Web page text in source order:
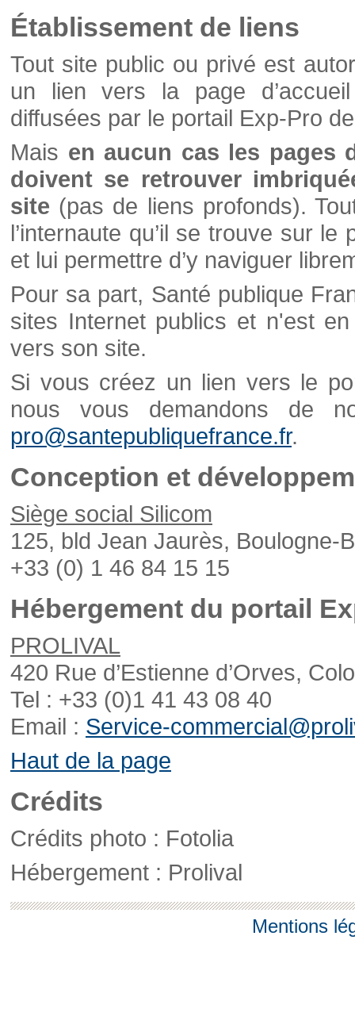
Établissement de liens
Tout site public ou privé est
un lien vers la page
diffusées par le portail Exp-Pro
Mais en aucun cas les pages
doivent se retrouver
site (pas de liens profonds).
l’internaute qu’il se trouve sur
et lui permettre d’y naviguer
Pour sa part, Santé publique
sites Internet publics et n'est
vers son site.
Si vous créez un lien vers le
nous vous demandons de
pro@santepubliquefrance.fr.
Conception et
Siège social Silicom
125, bld Jean Jaurès, Boulogne-
+33 (0) 1 46 84 15 15
Hébergement du portail
PROLIVAL
420 Rue d’Estienne d’Orves,
Tel : +33 (0)1 41 43 08 40
Email : Service-
Haut de la page
Crédits
Crédits photo : Fotolia
Hébergement : Prolival
Mentions